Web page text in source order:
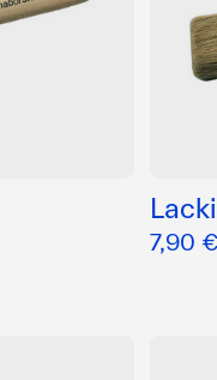
7,90 €